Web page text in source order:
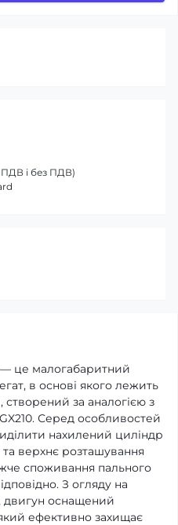
це малогабаритний
в основі якого лежить
за аналогією з
Серед особливостей
нахилений циліндр
верхнє розташування
споживання пального
З огляду на
двигун оснащений
ефективно захищає
ПДВ і без ПДВ)